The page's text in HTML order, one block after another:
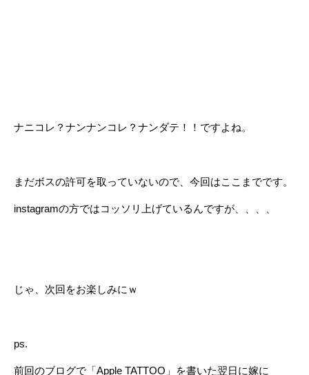
ナニコレ？ナンナンコレ？ナンダテ！！ですよね。
まだボスの許可を取っていないので、今回はここまでです。
instagramの方ではコッソリ上げているんですが、、、、
じゃ、次回をお楽しみにｗ
ps.
前回のブログで「Apple TATTOO」を書いた翌日に嫁に